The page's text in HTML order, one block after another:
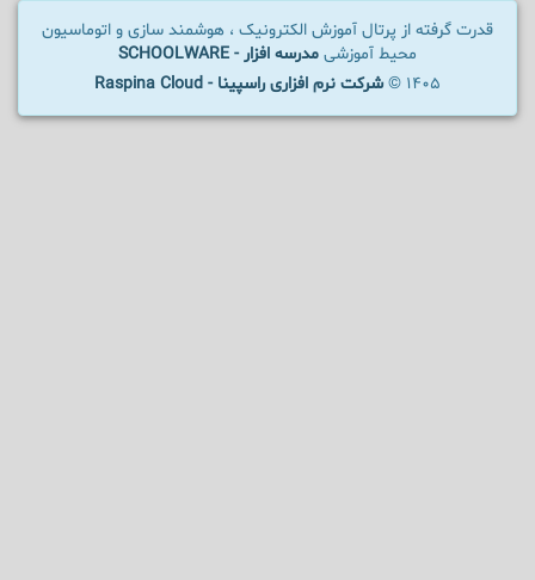
قدرت گرفته از پرتال آموزش الکترونیک ، هوشمند سازی و اتوماسیون
محیط آموزشی مدرسه افزار - SCHOOLWARE
1405 ©
شرکت نرم افزاری راسپینا - Raspina Cloud